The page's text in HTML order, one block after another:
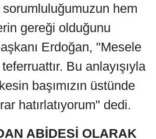
sorumluluğumuzun hem
gereği olduğunu
Erdoğan, "Mesele
Bu anlayışıyla
başımızın üstünde
hatırlatıyorum" dedi.
ABİDESİ OLARAK